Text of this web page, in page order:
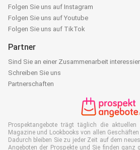
Folgen Sie uns auf Instagram
Folgen Sie uns auf Youtube
Folgen Sie uns auf TikTok
Partner
Sind Sie an einer Zusammenarbeit
Schreiben Sie uns
Partnerschaften
Prospektangebote trägt täglich die aktuellen
Magazine und Lookbooks von allen
Dadurch bleiben Sie zu jeder Zeit auf dem
Angeboten der Prospekte und Sie finden ganz